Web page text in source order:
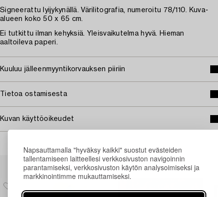
Napsauttamalla "hyväksy kaikki" suostut evästeiden
tallentamiseen laitteellesi verkkosivuston navigoinnin
parantamiseksi, verkkosivuston käytön analysoimiseksi ja
markkinointimme mukauttamiseksi.
Signeerattu lyijykynällä. Värilitografia, numeroitu 78/110. Kuva-
alueen koko 50 x 65 cm.
Ei tutkittu ilman kehyksiä. Yleisvaikutelma hyvä. Hieman
aaltoileva paperi.
Kuuluu jälleenmyyntikorvauksen piiriin
Tietoa ostamisesta
Kuvan käyttöoikeudet
Muiden katsomia kohteita